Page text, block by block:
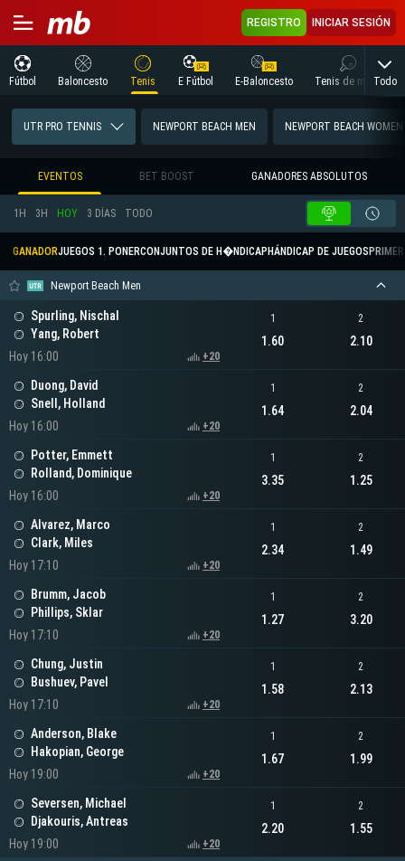
REGISTRO INICIAR SESIÓN
Fútbol Baloncesto Tenis E Fútbol E-Baloncesto Tenis de mesaTodo
UTR PRO TENNIS NEWPORT BEACH MEN NEWPORT BEACH WOMEN
EVENTOS BET BOOST GANADORES ABSOLUTOS
1H 3H HOY 3 DÍAS TODO
GANADORJUEGOS 1. PONERCONJUNTOS DE H�NDICAP HÁNDICAP DE JUEGOS
Newport Beach Men
Spurling, Nischal
Yang, Robert
Hoy 16:00
+20
1
1.60
2
2.10
Duong, David
Snell, Holland
Hoy 16:00
+20
1
1.64
2
2.04
Potter, Emmett
Rolland, Dominique
Hoy 16:00
+20
1
3.35
2
1.25
Alvarez, Marco
Clark, Miles
Hoy 17:10
+20
1
2.34
2
1.49
Brumm, Jacob
Phillips, Sklar
Hoy 17:10
+20
1
1.27
2
3.20
Chung, Justin
Bushuev, Pavel
Hoy 17:10
+20
1
1.58
2
2.13
Anderson, Blake
Hakopian, George
Hoy 19:00
+20
1
1.67
2
1.99
Seversen, Michael
Djakouris, Antreas
Hoy 19:00
+20
1
2.20
2
1.55